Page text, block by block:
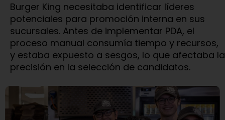
Burger King necesitaba identificar líderes
potenciales para promoción interna en sus
sucursales. Antes de implementar PDA, el
proceso manual consumía tiempo y recursos,
y estaba expuesto a sesgos, lo que afectaba la
precisión en la selección de candidatos.